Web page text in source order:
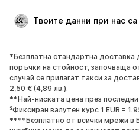
Специални Поводи
ОБУВКИ
НОВО
Маратонки
Обувки с висок ток
Твоите данни при нас
*Безплатна стандартна доставка
поръчки на стойност, започваща
случай се прилагат такси за
2,50 € (4,89 лв.).
**Най-ниската цена през
³Фиксиран валутен курс 1 EUR =
****Безплатно от всички мрежи в